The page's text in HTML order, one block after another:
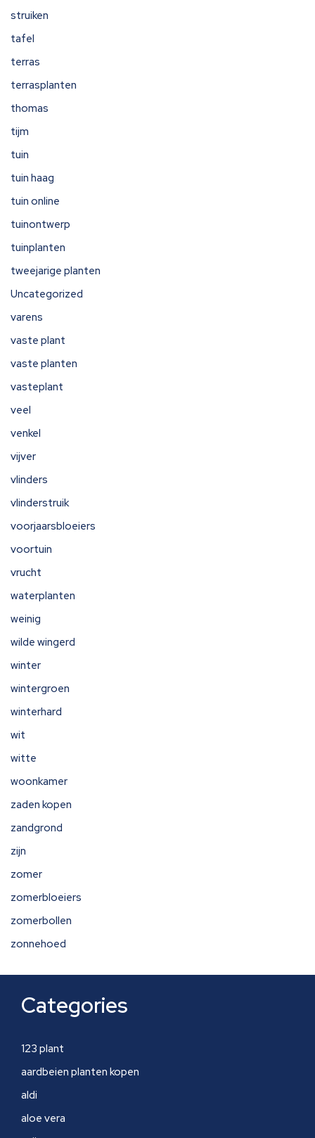
struiken
tafel
terras
terrasplanten
thomas
tijm
tuin
tuin haag
tuin online
tuinontwerp
tuinplanten
tweejarige planten
Uncategorized
varens
vaste plant
vaste planten
vasteplant
veel
venkel
vijver
vlinders
vlinderstruik
voorjaarsbloeiers
voortuin
vrucht
waterplanten
weinig
wilde wingerd
winter
wintergroen
winterhard
wit
witte
woonkamer
zaden kopen
zandgrond
zijn
zomer
zomerbloeiers
zomerbollen
zonnehoed
Categories
123 plant
aardbeien planten kopen
aldi
aloe vera